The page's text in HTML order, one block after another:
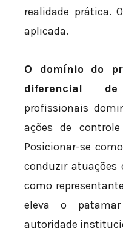
realidade prática.
aplicada.
O domínio do
diferencial de
profissionais
ações de
Posicionar-se
conduzir
como
eleva o
autoridade